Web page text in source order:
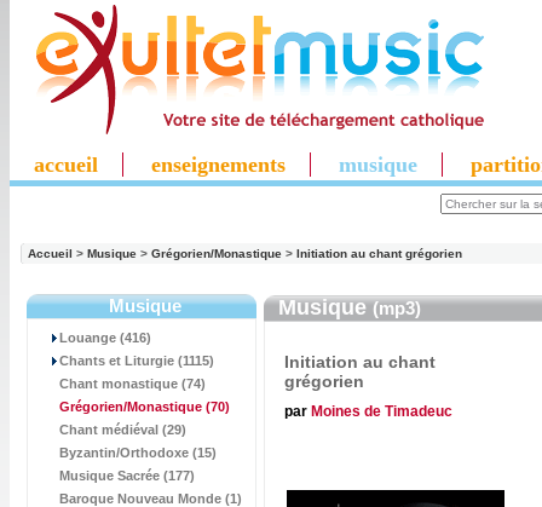
accueil enseignements musique
Accueil > Musique > Grégorien/Monastique > Initiation au chant grégorien
Musique
Louange (416)
Chants et Liturgie (1115)
Chant monastique (74)
Grégorien/Monastique (70)
Chant médiéval (29)
Byzantin/Orthodoxe (15)
Musique Sacrée (177)
Baroque Nouveau Monde (1)
Musique(mp3)
Initiation au chant
grégorien
par Moines de Timadeuc